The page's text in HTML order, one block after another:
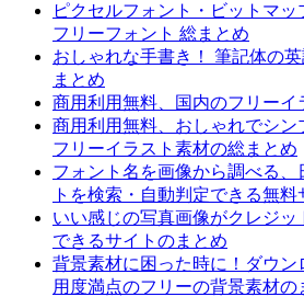
ピクセルフォント・ビットマ
フリーフォント 総まとめ
おしゃれな手書き！ 筆記体の
まとめ
商用利用無料、国内のフリーイ
商用利用無料、おしゃれでシ
フリーイラスト素材の総まとめ
フォント名を画像から調べる
トを検索・自動判定できる無
いい感じの写真画像がクレジッ
できるサイトのまとめ
背景素材に困った時に！ダウン
用度満点のフリーの背景素材の